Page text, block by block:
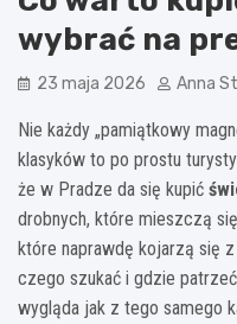
wybrać na
23 maja 2026 Anna
Nie każdy „pamiątkowy
klasyków to po prostu
że w Pradze da się kupić
drobnych, które mieszczą
które naprawdę kojarzą się
czego szukać i gdzie
wygląda jak z tego samego